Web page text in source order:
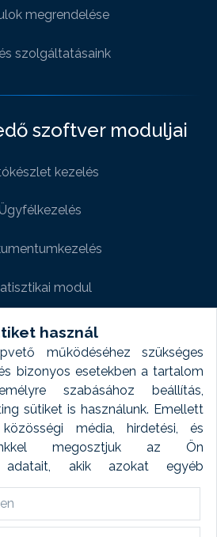
használ
működéséhez szükséges
bizonyos esetekben a tartalom
szabásához beállítás,
sütiket is használunk. Emellett
média, hirdetési, és
megosztjuk az Ön
adatait, akik azokat egyéb
kombinálhatják. A sütik
naplózást végzünk és
után automatikusan töröljük. A
megrendelése
szolgáltatásaink
szoftver moduljai
kezelés
Ügyfélkezelés
modul
modul
extra modul
modul